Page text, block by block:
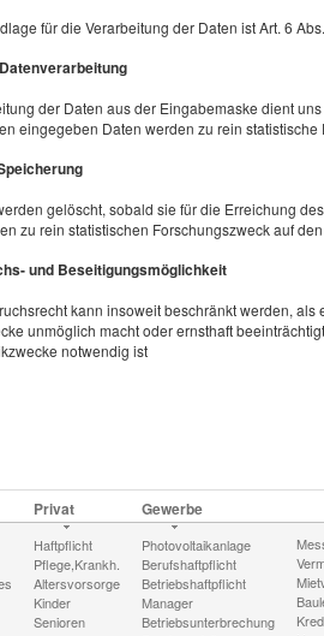
für die Verarbeitung der Daten ist Art. 6
der Daten aus der Eingabemaske dient
eingegeben Daten werden zu rein
gelöscht, sobald sie für die Erreichung
zu rein statistischen Forschungszweck auf
und Beseitigungsmöglichkeit
kann insoweit beschränkt werden,
unmöglich macht oder ernsthaft
notwendig ist
Privat
Haftpflicht
Pflege,Krankh.
Altersvorsorge
Kinder
Senioren
Gewerbe
Photovoltaikanlage
Berufshaftpflicht
Betriebshaftpflicht
Manager
Betriebsunterbrechung